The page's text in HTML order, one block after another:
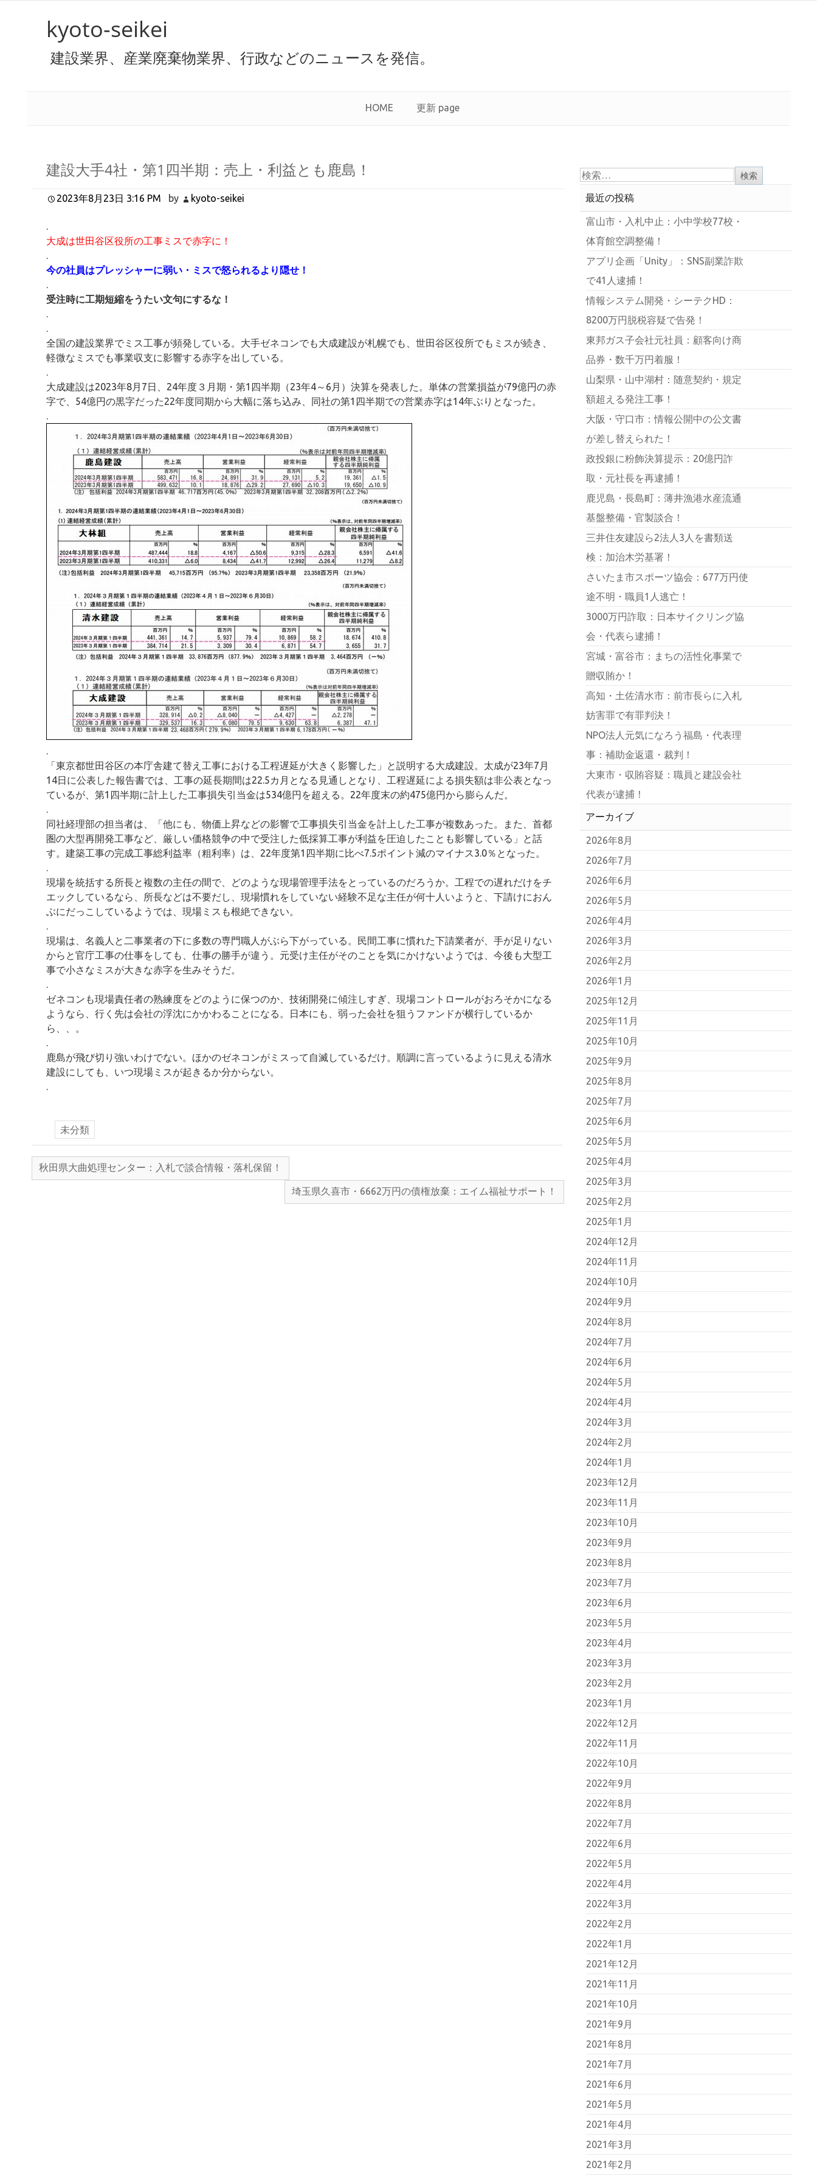
kyoto-seikei
建設業界、産業廃棄物業界、行政などのニュースを発信。
HOME 更新 page
建設大手4社・第1四半期：売上・利益とも鹿島！
2023年8月23日 3:16 PM by kyoto-seikei
.
大成は世田谷区役所の工事ミスで赤字に！
.
今の社員はプレッシャーに弱い・ミスで怒られるより隠せ！
.
受注時に工期短縮をうたい文句にするな！
.
.
全国の建設業界でミス工事が頻発している。大手ゼネコンでも大成建設が札幌でも、世田谷区役所でもミスが続き、
軽微なミスでも事業収支に影響する赤字を出している。
.
大成建設は2023年8月7日、24年度３月期・第1四半期（23年4～6月）決算を発表した。単体の営業損益が79億円の赤
字で、54億円の黒字だった22年度同期から大幅に落ち込み、同社の第1四半期での営業赤字は14年ぶりとなった。
.
.
「東京都世田谷区の本庁舎建て替え工事における工程遅延が大きく影響した」と説明する大成建設。太成が23年7月
14日に公表した報告書では、工事の延長期間は22.5カ月となる見通しとなり、工程遅延による損失額は非公表となっ
ているが、第1四半期に計上した工事損失引当金は534億円を超える。22年度末の約475億円から膨らんだ。
.
同社経理部の担当者は、「他にも、物価上昇などの影響で工事損失引当金を計上した工事が複数あった。また、首都
圏の大型再開発工事など、厳しい価格競争の中で受注した低採算工事が利益を圧迫したことも影響している」と話
す。建築工事の完成工事総利益率（粗利率）は、22年度第1四半期に比べ7.5ポイント減のマイナス3.0％となった。
.
現場を統括する所長と複数の主任の間で、どのような現場管理手法をとっているのだろうか。工程での遅れだけをチ
エックしているなら、所長などは不要だし、現場慣れをしていない経験不足な主任が何十人いようと、下請けにおん
ぶにだっこしているようでは、現場ミスも根絶できない。
.
現場は、名義人と二事業者の下に多数の専門職人がぶら下がっている。民間工事に慣れた下請業者が、手が足りない
からと官庁工事の仕事をしても、仕事の勝手が違う。元受け主任がそのことを気にかけないようでは、今後も大型工
事で小さなミスが大きな赤字を生みそうだ。
.
ゼネコンも現場責任者の熟練度をどのように保つのか、技術開発に傾注しすぎ、現場コントロールがおろそかになる
ようなら、行く先は会社の浮沈にかかわることになる。日本にも、弱った会社を狙うファンドが横行しているか
ら、、。
.
鹿島が飛び切り強いわけでない。ほかのゼネコンがミスって自滅しているだけ。順調に言っているように見える清水
建設にしても、いつ現場ミスが起きるか分からない。
.
未分類
秋田県大曲処理センター：入札で談合情報・落札保留！
埼玉県久喜市・6662万円の債権放棄：エイム福祉サポート！
最近の投稿
富山市・入札中止：小中学校77校・
体育館空調整備！
アプリ企画「Unity」：SNS副業詐欺
で41人逮捕！
情報システム開発・シーテクHD：
8200万円脱税容疑で告発！
東邦ガス子会社元社員：顧客向け商
品券・数千万円着服！
山梨県・山中湖村：随意契約・規定
額超える発注工事！
大阪・守口市：情報公開中の公文書
が差し替えられた！
政投銀に粉飾決算提示：20億円詐
取・元社長を再逮捕！
鹿児島・長島町：薄井漁港水産流通
基盤整備・官製談合！
三井住友建設ら2法人3人を書類送
検：加治木労基署！
さいたま市スポーツ協会：677万円使
途不明・職員1人逃亡！
3000万円詐取：日本サイクリング協
会・代表ら逮捕！
宮城・富谷市：まちの活性化事業で
贈収賄か！
高知・土佐清水市：前市長らに入札
妨害罪で有罪判決！
NPO法人元気になろう福島・代表理
事：補助金返還・裁判！
大東市・収賄容疑：職員と建設会社
代表が逮捕！
アーカイブ
2026年8月
2026年7月
2026年6月
2026年5月
2026年4月
2026年3月
2026年2月
2026年1月
2025年12月
2025年11月
2025年10月
2025年9月
2025年8月
2025年7月
2025年6月
2025年5月
2025年4月
2025年3月
2025年2月
2025年1月
2024年12月
2024年11月
2024年10月
2024年9月
2024年8月
2024年7月
2024年6月
2024年5月
2024年4月
2024年3月
2024年2月
2024年1月
2023年12月
2023年11月
2023年10月
2023年9月
2023年8月
2023年7月
2023年6月
2023年5月
2023年4月
2023年3月
2023年2月
2023年1月
2022年12月
2022年11月
2022年10月
2022年9月
2022年8月
2022年7月
2022年6月
2022年5月
2022年4月
2022年3月
2022年2月
2022年1月
2021年12月
2021年11月
2021年10月
2021年9月
2021年8月
2021年7月
2021年6月
2021年5月
2021年4月
2021年3月
2021年2月